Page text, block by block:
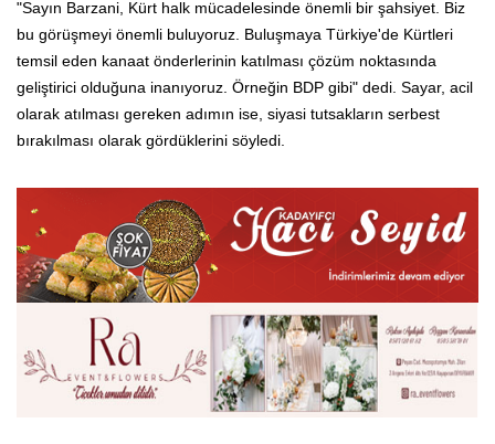
"Sayın Barzani, Kürt halk mücadelesinde önemli bir şahsiyet. Biz
bu görüşmeyi önemli buluyoruz. Buluşmaya Türkiye'de Kürtleri
temsil eden kanaat önderlerinin katılması çözüm noktasında
geliştirici olduğuna inanıyoruz. Örneğin BDP gibi" dedi. Sayar, acil
olarak atılması gereken adımın ise, siyasi tutsakların serbest
bırakılması olarak gördüklerini söyledi.